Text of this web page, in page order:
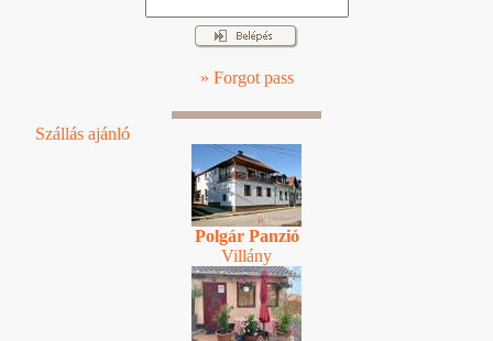
» Forgot pass
Szállás ajánló
Polgár Panzió
Villány